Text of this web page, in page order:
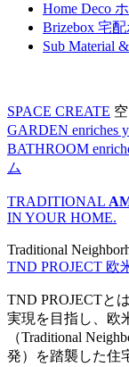
Home Deco
Brizebox 宅配
Sub Material
SPACE CREATE
GARDEN enriches
BATHROOM
ム
TRADITIONAL
IN YOUR HOME.
Traditional
TND PROJECT 欧
TND PROJECTと
実現を目指し、欧
（Traditional
発）を踏襲した住